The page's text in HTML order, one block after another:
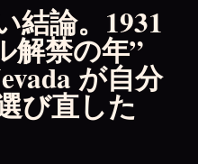
結論。1931
解禁の年”
が自分
び直した